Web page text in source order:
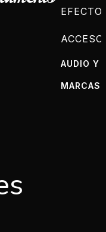
AUDIO Y
MARCAS